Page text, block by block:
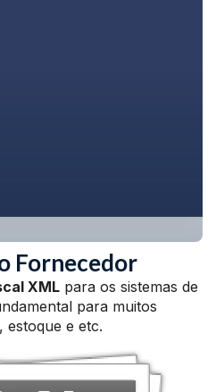
Fornecedor
XML para os sistemas de
para muitos
estoque e etc.